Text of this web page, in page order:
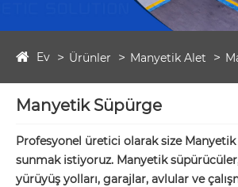
Ev Ürünler Manyetik Alet
Manyetik Süpürge
Profesyonel üretici olarak size
sunmak istiyoruz. Manyetik
yürüyüş yolları, garajlar, avlular ve